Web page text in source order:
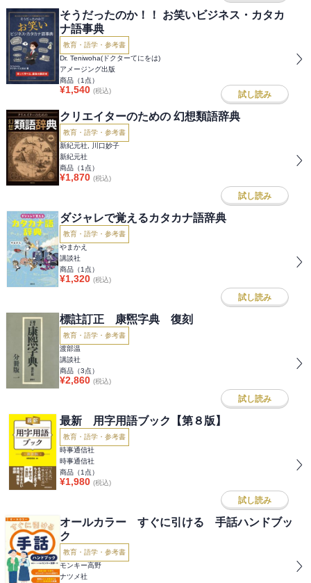
そうだったのか！！ お笑いビジネス・カタカ
ナ語事典
教育・語学・参考書
Dr. Teniwoha(ドクターてにをは)
アメージング出版
商品（1 点）
¥1,540 (税込) 試し読み
クリエイターのための 幻想類語辞典
教育・語学・参考書
新紀元社, 川口妙子
新紀元社
商品（1 点）
¥1,870 (税込)
試し読み
ダジャレで覚えるカタカナ語辞典
教育・語学・参考書
やまかえ
講談社
商品（1 点）
¥1,320 (税込)
試し読み
標註訂正 康煕字典 復刻
教育・語学・参考書
渡部温
講談社
商品（3点）
¥2,860 (税込)
試し読み
最新 用字用語ブック【第８版】
教育・語学・参考書
時事通信社
時事通信社
商品（1 点）
¥1,980 (税込)
試し読み
オールカラー すぐに引ける 手話ハンドブッ
ク
教育・語学・参考書
モンキー高野
ナツメ社